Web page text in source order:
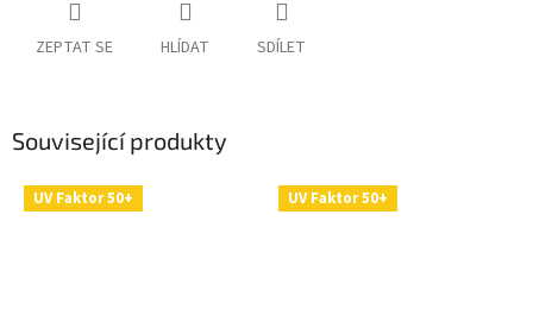
ZEPTAT SE HLÍDAT SDÍLET
Související produkty
UV Faktor 50+ UV Faktor 50+